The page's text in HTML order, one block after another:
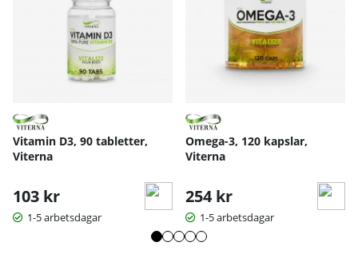
Vitamin D3, 90 tabletter,
Viterna
103 kr
1-5 arbetsdagar
Omega-3, 120 kapslar,
Viterna
254 kr
1-5 arbetsdagar